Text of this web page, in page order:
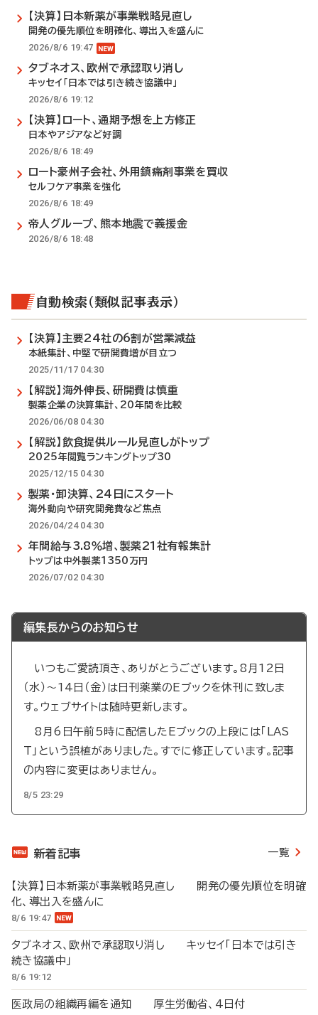
【決算】日本新薬が事業戦略見直し
開発の優先順位を明確化、導出入を盛んに
2026/8/6 19:47
タブネオス、欧州で承認取り消し
キッセイ「日本では引き続き協議中」
2026/8/6 19:12
【決算】ロート、通期予想を上方修正
日本やアジアなど好調
2026/8/6 18:49
ロート豪州子会社、外用鎮痛剤事業を買収
セルフケア事業を強化
2026/8/6 18:49
帝人グループ、熊本地震で義援金
2026/8/6 18:48
自動検索（類似記事表示）
【決算】主要24社の6割が営業減益
本紙集計、中堅で研開費増が目立つ
2025/11/17 04:30
【解説】海外伸長、研開費は慎重
製薬企業の決算集計、20年間を比較
2026/06/08 04:30
【解説】飲食提供ルール見直しがトップ
2025年閲覧ランキングトップ30
2025/12/15 04:30
製薬・卸決算、24日にスタート
海外動向や研究開発費など焦点
2026/04/24 04:30
年間給与3.8％増、製薬21社有報集計
トップは中外製薬1350万円
2026/07/02 04:30
編集長からのお知らせ
いつもご愛読頂き、ありがとうございます。8月12日
（水）～14日（金）は日刊薬業のEブックを休刊に致しま
す。ウェブサイトは随時更新します。
8月6日午前5時に配信したEブックの上段には「LAS
T」という誤植がありました。すでに修正しています。記事
の内容に変更はありません。
8/5 23:29
新着記事 一覧
【決算】日本新薬が事業戦略見直し 開発の優先順位を明確
化、導出入を盛んに
8/6 19:47
タブネオス、欧州で承認取り消し キッセイ「日本では引き
続き協議中」
8/6 19:12
医政局の組織再編を通知 厚生労働省、4日付